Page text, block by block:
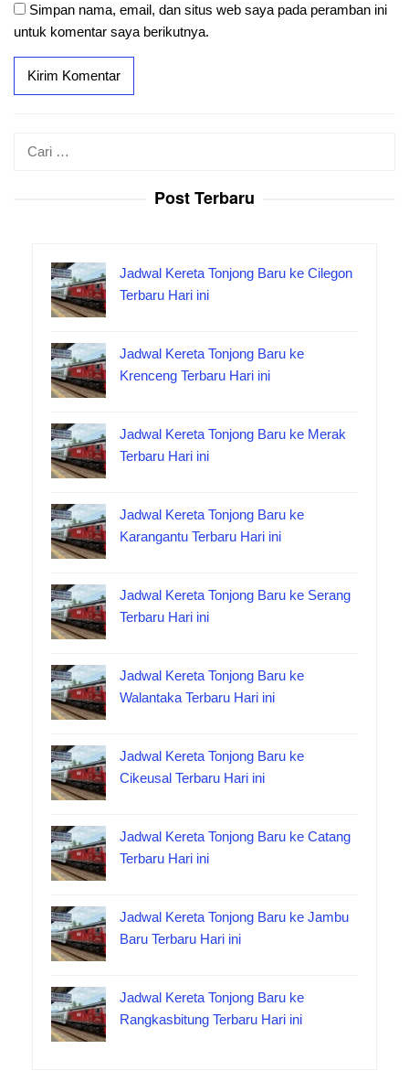
Simpan nama, email, dan situs web saya pada peramban ini
untuk komentar saya berikutnya.
Post Terbaru
Jadwal Kereta Tonjong Baru ke Cilegon
Terbaru Hari ini
Jadwal Kereta Tonjong Baru ke
Krenceng Terbaru Hari ini
Jadwal Kereta Tonjong Baru ke Merak
Terbaru Hari ini
Jadwal Kereta Tonjong Baru ke
Karangantu Terbaru Hari ini
Jadwal Kereta Tonjong Baru ke Serang
Terbaru Hari ini
Jadwal Kereta Tonjong Baru ke
Walantaka Terbaru Hari ini
Jadwal Kereta Tonjong Baru ke
Cikeusal Terbaru Hari ini
Jadwal Kereta Tonjong Baru ke Catang
Terbaru Hari ini
Jadwal Kereta Tonjong Baru ke Jambu
Baru Terbaru Hari ini
Jadwal Kereta Tonjong Baru ke
Rangkasbitung Terbaru Hari ini